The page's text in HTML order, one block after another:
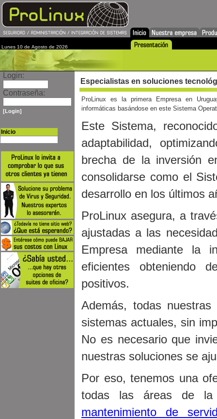
Lunes 10 de Agosto de 2026
Login:
Contraseña:
[Login]
Inicio
Especialistas en soluciones
ProLinux es la primera Empresa en
informáticas basándose en este Sistema
Este Sistema,
adaptabilidad,
brecha de la inversión
consolidarse como el
desarrollo en los últimos
ProLinux asegura, a
ajustadas a las
Empresa mediante la
eficientes obteniendo
positivos.
Además, todas
sistemas actuales, sin
No es necesario que
nuestras soluciones se
Por eso, tenemos una
todas las áreas de
mantenimiento de